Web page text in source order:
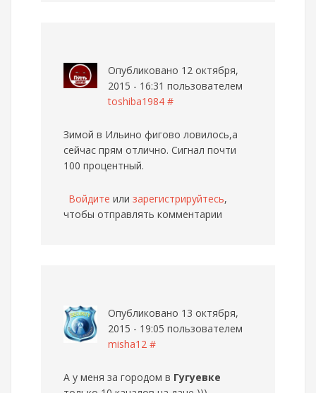
Опубликовано 12 октября,
2015 - 16:31 пользователем
toshiba1984 #
Зимой в Ильино фигово ловилось,а
сейчас прям отлично. Сигнал почти
100 процентный.
Войдите или зарегистрируйтесь,
чтобы отправлять комментарии
Опубликовано 13 октября,
2015 - 19:05 пользователем
misha12 #
А у меня за городом в Гугуевке